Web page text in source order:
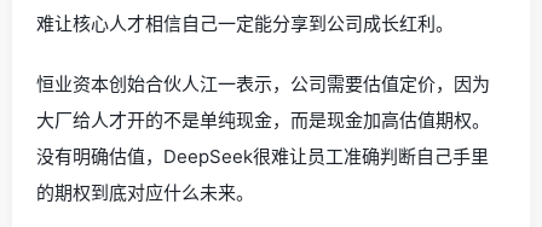
难让核心人才相信自己一定能分享到公司成长红利。
恒业资本创始合伙人江一表示，公司需要估值定价，因为
大厂给人才开的不是单纯现金，而是现金加高估值期权。
没有明确估值，DeepSeek很难让员工准确判断自己手里
的期权到底对应什么未来。